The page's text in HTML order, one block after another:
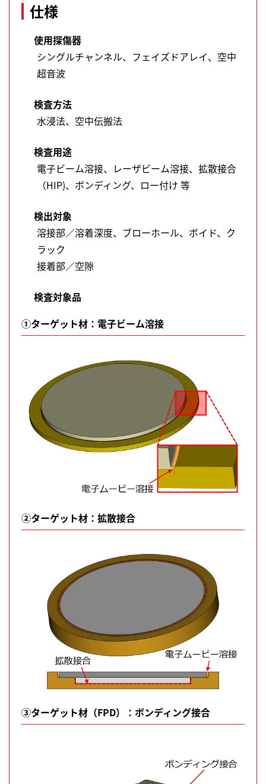
仕様
使用探傷器
シングルチャンネル、フェイズドアレイ、空中
超音波
検査方法
水浸法、空中伝搬法
検査用途
電子ビーム溶接、レーザビーム溶接、拡散接合
（HIP)、ボンディング、ロー付け 等
検出対象
溶接部／溶着深度、ブローホール、ボイド、ク
ラック
接着部／空隙
検査対象品
①ターゲット材：電子ビーム溶接
②ターゲット材：拡散接合
③ターゲット材（FPD）：ボンディング接合